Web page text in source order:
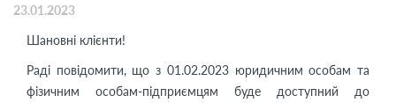
23.01.2023
Шановні клієнти!
Раді повідомити, що з 01.02.2023 юридичним особам та
фізичним особам-підприємцям буде доступний до